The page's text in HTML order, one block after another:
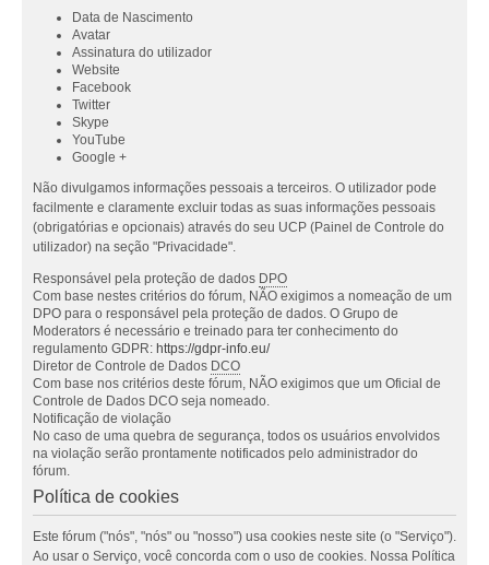
Data de Nascimento
Avatar
Assinatura do utilizador
Website
Facebook
Twitter
Skype
YouTube
Google +
Não divulgamos informações pessoais a terceiros. O utilizador pode
facilmente e claramente excluir todas as suas informações pessoais
(obrigatórias e opcionais) através do seu UCP (Painel de Controle do
utilizador) na seção "Privacidade".
Responsável pela proteção de dados DPO
Com base nestes critérios do fórum, NÃO exigimos a nomeação de um
DPO para o responsável pela proteção de dados. O Grupo de
Moderators é necessário e treinado para ter conhecimento do
regulamento GDPR: https://gdpr-info.eu/
Diretor de Controle de Dados DCO
Com base nos critérios deste fórum, NÃO exigimos que um Oficial de
Controle de Dados DCO seja nomeado.
Notificação de violação
No caso de uma quebra de segurança, todos os usuários envolvidos
na violação serão prontamente notificados pelo administrador do
fórum.
Política de cookies
Este fórum ("nós", "nós" ou "nosso") usa cookies neste site (o "Serviço").
Ao usar o Serviço, você concorda com o uso de cookies. Nossa Política